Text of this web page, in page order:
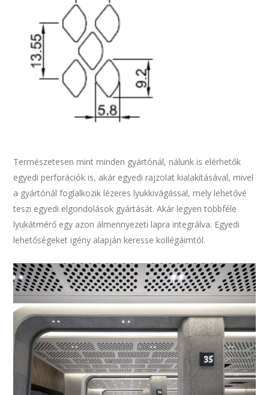
Természetesen mint minden gyártónál, nálunk is elérhetők
egyedi perforációk is, akár egyedi rajzolat kialakításával, mivel
a gyártónál foglalkozik lézeres lyukkivágással, mely lehetővé
teszi egyedi elgondolások gyártását. Akár legyen többféle
lyukátmérő egy azon álmennyezeti lapra integrálva. Egyedi
lehetőségeket igény alapján keresse kollégáimtól.